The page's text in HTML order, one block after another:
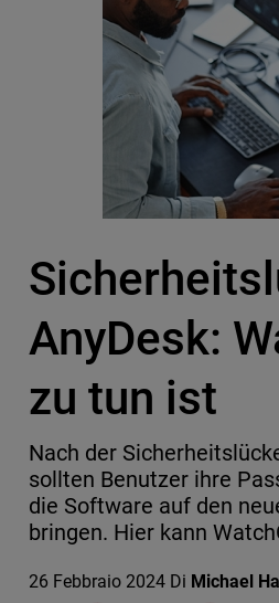
AnyDesk:
zu tun ist
Nach der
sollten Benutzer ihre
die Software auf den
bringen. Hier kann
26 Febbraio 2024 Di Michael